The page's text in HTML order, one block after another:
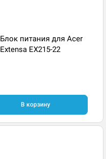
Блок питания для Acer
Extensa EX215-22
В корзину